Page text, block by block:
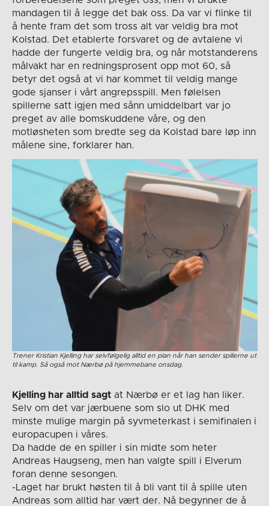
mandagen til å legge det bak oss. Da var vi flinke til
å hente fram det som tross alt var veldig bra mot
Kolstad. Det etablerte forsvaret og de avtalene vi
hadde der fungerte veldig bra, og når motstanderens
målvakt har en redningsprosent opp mot 60, så
betyr det også at vi har kommet til veldig mange
gode sjanser i vårt angrepsspill. Men følelsen
spillerne satt igjen med sånn umiddelbart var jo
preget av alle bomskuddene våre, og den
motløsheten som bredte seg da Kolstad bare løp inn
målene sine, forklarer han.
Trener Kristian Kjelling har selvfølgelig alltid en plan når han sender spillerne ut
til kamp. Så også mot Nærbø på hjemmebane onsdag.
Kjelling har alltid sagtat Nærbø er et lag han liker.
Selv om det var jærbuene som slo ut DHK med
minste mulige margin på syvmeterkast i semifinalen i
europacupen i våres.
Da hadde de en spiller i sin midte som heter
Andreas Haugseng, men han valgte spill i Elverum
foran denne sesongen.
-Laget har brukt høsten til å bli vant til å spille uten
Andreas som alltid har vært der. Nå begynner de å